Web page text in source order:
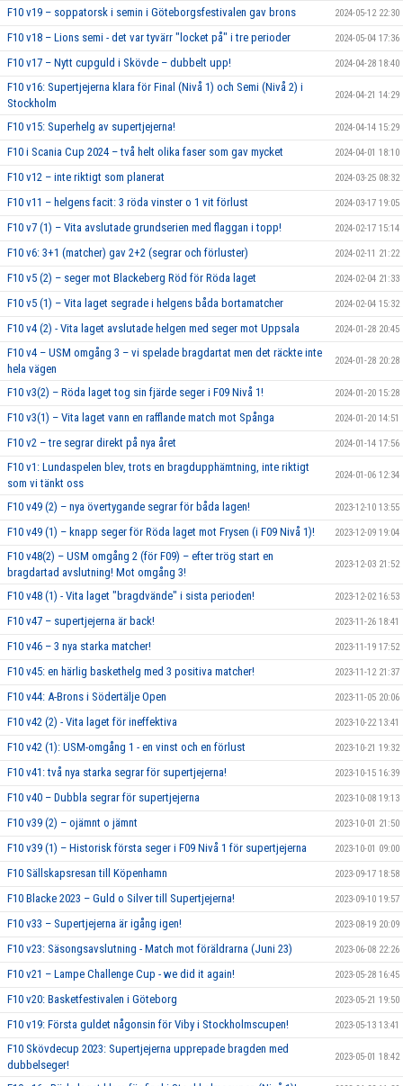
F10 v19 – soppatorsk i semin i Göteborgsfestivalen gav brons 2024-05-12 22:30
F10 v18 – Lions semi - det var tyvärr "locket på" i tre perioder 2024-05-04 17:36
F10 v17 – Nytt cupguld i Skövde – dubbelt upp! 2024-04-28 18:40
F10 v16: Supertjejerna klara för Final (Nivå 1) och Semi (Nivå 2) i
Stockholm
2024-04-21 14:29
F10 v15: Superhelg av supertjejerna! 2024-04-14 15:29
F10 i Scania Cup 2024 – två helt olika faser som gav mycket 2024-04-01 18:10
F10 v12 – inte riktigt som planerat 2024-03-25 08:32
F10 v11 – helgens facit: 3 röda vinster o 1 vit förlust 2024-03-17 19:05
F10 v7 (1) – Vita avslutade grundserien med flaggan i topp! 2024-02-17 15:14
F10 v6: 3+1 (matcher) gav 2+2 (segrar och förluster) 2024-02-11 21:22
F10 v5 (2) – seger mot Blackeberg Röd för Röda laget 2024-02-04 21:33
F10 v5 (1) – Vita laget segrade i helgens båda bortamatcher 2024-02-04 15:32
F10 v4 (2) - Vita laget avslutade helgen med seger mot Uppsala 2024-01-28 20:45
F10 v4 – USM omgång 3 – vi spelade bragdartat men det räckte inte
hela vägen
2024-01-28 20:28
F10 v3(2) – Röda laget tog sin fjärde seger i F09 Nivå 1! 2024-01-20 15:28
F10 v3(1) – Vita laget vann en rafflande match mot Spånga 2024-01-20 14:51
F10 v2 – tre segrar direkt på nya året 2024-01-14 17:56
F10 v1: Lundaspelen blev, trots en bragdupphämtning, inte riktigt
som vi tänkt oss
2024-01-06 12:34
F10 v49 (2) – nya övertygande segrar för båda lagen! 2023-12-10 13:55
F10 v49 (1) – knapp seger för Röda laget mot Frysen (i F09 Nivå 1)! 2023-12-09 19:04
F10 v48(2) – USM omgång 2 (för F09) – efter trög start en
bragdartad avslutning! Mot omgång 3!
2023-12-03 21:52
F10 v48 (1) - Vita laget "bragdvände" i sista perioden! 2023-12-02 16:53
F10 v47 – supertjejerna är back! 2023-11-26 18:41
F10 v46 – 3 nya starka matcher! 2023-11-19 17:52
F10 v45: en härlig baskethelg med 3 positiva matcher! 2023-11-12 21:37
F10 v44: A-Brons i Södertälje Open 2023-11-05 20:06
F10 v42 (2) - Vita laget för ineffektiva 2023-10-22 13:41
F10 v42 (1): USM-omgång 1 - en vinst och en förlust 2023-10-21 19:32
F10 v41: två nya starka segrar för supertjejerna! 2023-10-15 16:39
F10 v40 – Dubbla segrar för supertjejerna 2023-10-08 19:13
F10 v39 (2) – ojämnt o jämnt 2023-10-01 21:50
F10 v39 (1) – Historisk första seger i F09 Nivå 1 för supertjejerna 2023-10-01 09:00
F10 Sällskapsresan till Köpenhamn 2023-09-17 18:58
F10 Blacke 2023 – Guld o Silver till Supertjejerna! 2023-09-10 19:57
F10 v33 – Supertjejerna är igång igen! 2023-08-19 20:09
F10 v23: Säsongsavslutning - Match mot föräldrarna (Juni 23) 2023-06-08 22:26
F10 v21 – Lampe Challenge Cup - we did it again! 2023-05-28 16:45
F10 v20: Basketfestivalen i Göteborg 2023-05-21 19:50
F10 v19: Första guldet någonsin för Viby i Stockholmscupen! 2023-05-13 13:41
F10 Skövdecup 2023: Supertjejerna upprepade bragden med
dubbelseger!
2023-05-01 18:42